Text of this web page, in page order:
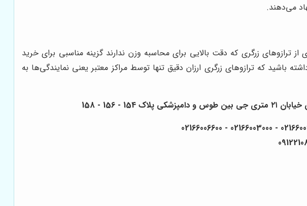
می‌دهند.
ترازوهای زرگری که دقت بالایی برای محاسبه وزن ندارند گزینه مناسبی برای خرید
باشید که ترازوهای زرگری ارزان دقیق تنها توسط مراکز معتبر یعنی نمایندگی‌ها به
- 156 - 158